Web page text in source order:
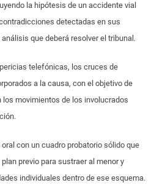
la hipótesis de un accidente vial
detectadas en sus
que deberá resolver el tribunal.
telefónicas, los cruces de
a la causa, con el objetivo de
movimientos de los involucrados
con un cuadro probatorio sólido que
previo para sustraer al menor y
individuales dentro de ese esquema.